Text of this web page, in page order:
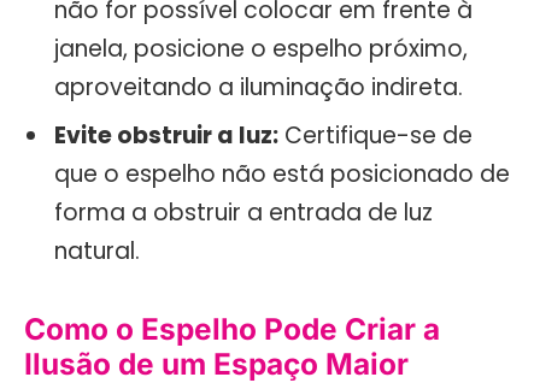
não for possível colocar em frente à
janela, posicione o espelho próximo,
aproveitando a iluminação indireta.
Evite obstruir a luz: Certifique-se de
que o espelho não está posicionado de
forma a obstruir a entrada de luz
natural.
Como o Espelho Pode Criar a
Ilusão de um Espaço Maior